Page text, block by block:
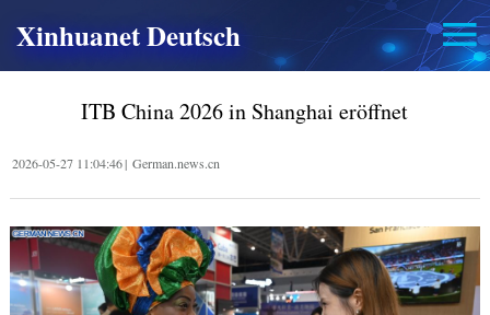
Xinhuanet Deutsch
ITB China 2026 in Shanghai eröffnet
2026-05-27 11:04:46| German.news.cn